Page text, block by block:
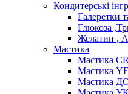
Кондитерські
Галеретки
Глюкоза
Желатин ,
Мастика
Мастика
Мастика
Мастика